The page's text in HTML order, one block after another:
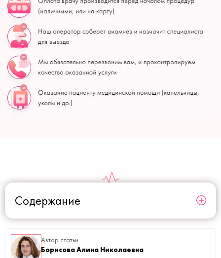
Содержание
Автор статьи
Борисова Алина Николаевна